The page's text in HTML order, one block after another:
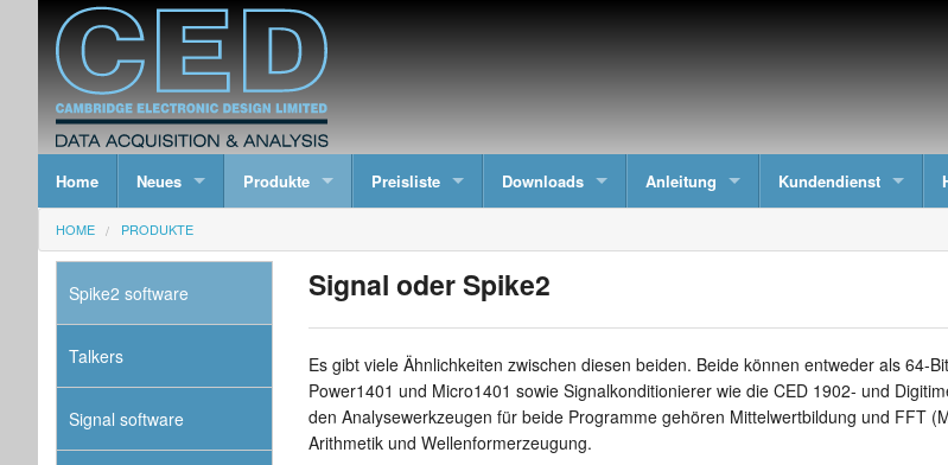
Home Neues Produkte Preisliste Downloads Anleitung Kundendienst
HOME PRODUKTE
Signal oder Spike2
Es gibt viele Ähnlichkeiten zwischen diesen beiden. Beide können entweder als
Power1401 und Micro1401 sowie Signalkonditionierer wie die CED 1902- und
den Analysewerkzeugen für beide Programme gehören Mittelwertbildung und FFT
Arithmetik und Wellenformerzeugung.
Spike2 software
Talkers
Signal software